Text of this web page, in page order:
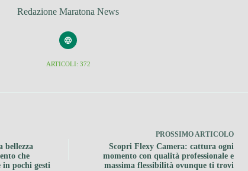
Redazione Maratona News
ARTICOLI: 372
bellezza
che
pochi gesti
PROSSIMOARTICOLO
Scopri Flexy Camera: cattura ogni
momento con qualità professionale e
massima flessibilità ovunque ti trovi